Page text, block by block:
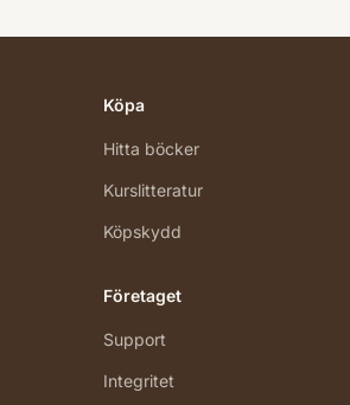
Köpa
Hitta böcker
Kurslitteratur
Köpskydd
Företaget
Support
Integritet